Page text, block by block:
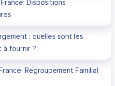
Dispositions
: quelles sont les
à fournir ?
Regroupement Familial